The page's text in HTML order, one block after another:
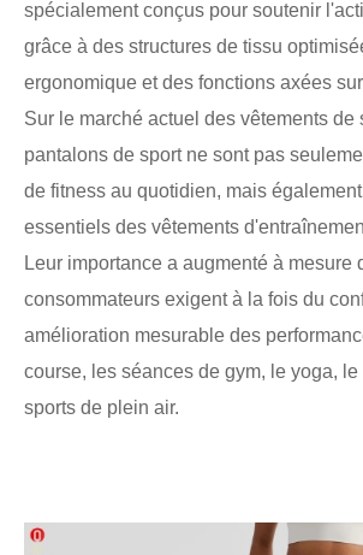
spécialement conçus pour soutenir
grâce à des structures de tissu
ergonomique et des fonctions axées
Sur le marché actuel des vêtements de
pantalons de sport ne sont pas
de fitness au quotidien, mais
essentiels des vêtements
Leur importance a augmenté à mesure
consommateurs exigent à la fois du
amélioration mesurable des
course, les séances de gym, le yoga,
sports de plein air.